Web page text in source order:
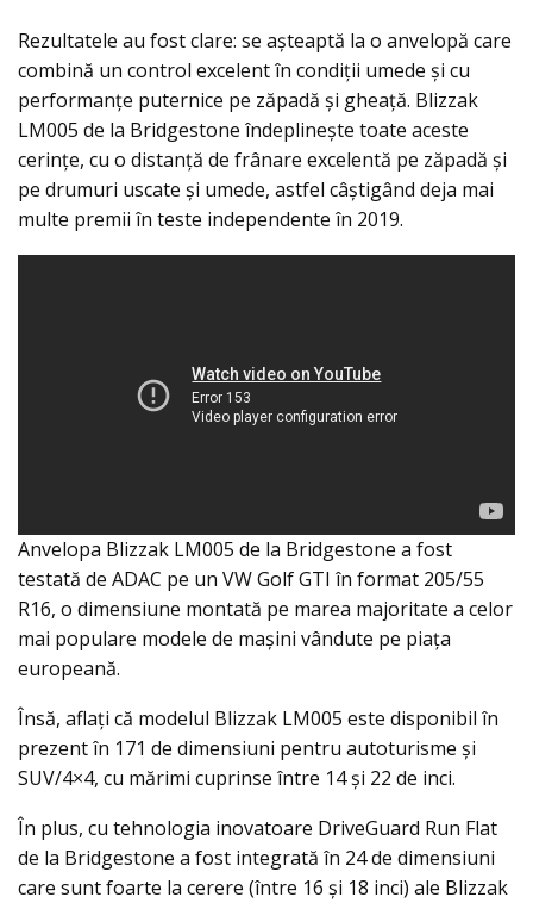
Rezultatele au fost clare: se așteaptă la o anvelopă care
combină un control excelent în condiţii umede şi cu
performanțe puternice pe zăpadă și gheață. Blizzak
LM005 de la Bridgestone îndeplinește toate aceste
cerințe, cu o distanţă de frânare excelentă pe zăpadă și
pe drumuri uscate și umede, astfel câştigând deja mai
multe premii în teste independente în 2019.
Anvelopa Blizzak LM005 de la Bridgestone a fost
testată de ADAC pe un VW Golf GTI în format 205/55
R16, o dimensiune montată pe marea majoritate a celor
mai populare modele de mașini vândute pe piaţa
europeană.
Însă, aflaţi că modelul Blizzak LM005 este disponibil în
prezent în 171 de dimensiuni pentru autoturisme și
SUV/4×4, cu mărimi cuprinse între 14 şi 22 de inci.
În plus, cu tehnologia inovatoare DriveGuard Run Flat
de la Bridgestone a fost integrată în 24 de dimensiuni
care sunt foarte la cerere (între 16 şi 18 inci) ale Blizzak